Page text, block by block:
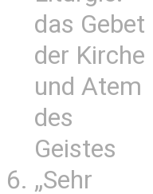
das Gebet
der Kirche
und Atem
des
Geistes
„Sehr